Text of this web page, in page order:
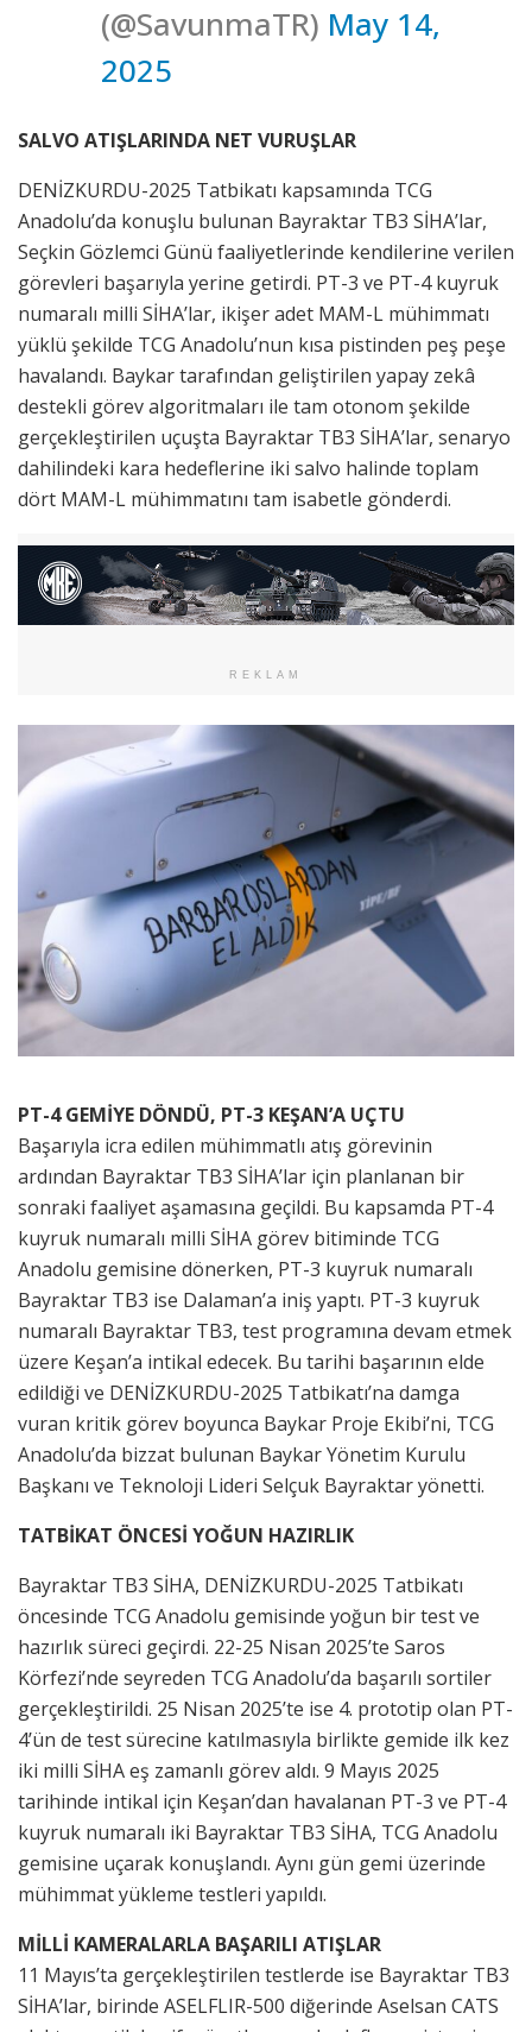
(@SavunmaTR) May 14,
2025
SALVO ATIŞLARINDA NET VURUŞLAR
DENİZKURDU-2025 Tatbikatı kapsamında TCG
Anadolu’da konuşlu bulunan Bayraktar TB3 SİHA’lar,
Seçkin Gözlemci Günü faaliyetlerinde kendilerine verilen
görevleri başarıyla yerine getirdi. PT-3 ve PT-4 kuyruk
numaralı milli SİHA’lar, ikişer adet MAM-L mühimmatı
yüklü şekilde TCG Anadolu’nun kısa pistinden peş peşe
havalandı. Baykar tarafından geliştirilen yapay zekâ
destekli görev algoritmaları ile tam otonom şekilde
gerçekleştirilen uçuşta Bayraktar TB3 SİHA’lar, senaryo
dahilindeki kara hedeflerine iki salvo halinde toplam
dört MAM-L mühimmatını tam isabetle gönderdi.
REKLAM
PT-4 GEMİYE DÖNDÜ, PT-3 KEŞAN’A UÇTU
Başarıyla icra edilen mühimmatlı atış görevinin
ardından Bayraktar TB3 SİHA’lar için planlanan bir
sonraki faaliyet aşamasına geçildi. Bu kapsamda PT-4
kuyruk numaralı milli SİHA görev bitiminde TCG
Anadolu gemisine dönerken, PT-3 kuyruk numaralı
Bayraktar TB3 ise Dalaman’a iniş yaptı. PT-3 kuyruk
numaralı Bayraktar TB3, test programına devam etmek
üzere Keşan’a intikal edecek. Bu tarihi başarının elde
edildiği ve DENİZKURDU-2025 Tatbikatı’na damga
vuran kritik görev boyunca Baykar Proje Ekibi’ni, TCG
Anadolu’da bizzat bulunan Baykar Yönetim Kurulu
Başkanı ve Teknoloji Lideri Selçuk Bayraktar yönetti.
TATBİKAT ÖNCESİ YOĞUN HAZIRLIK
Bayraktar TB3 SİHA, DENİZKURDU-2025 Tatbikatı
öncesinde TCG Anadolu gemisinde yoğun bir test ve
hazırlık süreci geçirdi. 22-25 Nisan 2025’te Saros
Körfezi’nde seyreden TCG Anadolu’da başarılı sortiler
gerçekleştirildi. 25 Nisan 2025’te ise 4. prototip olan PT-
4’ün de test sürecine katılmasıyla birlikte gemide ilk kez
iki milli SİHA eş zamanlı görev aldı. 9 Mayıs 2025
tarihinde intikal için Keşan’dan havalanan PT-3 ve PT-4
kuyruk numaralı iki Bayraktar TB3 SİHA, TCG Anadolu
gemisine uçarak konuşlandı. Aynı gün gemi üzerinde
mühimmat yükleme testleri yapıldı.
MİLLİ KAMERALARLA BAŞARILI ATIŞLAR
11 Mayıs’ta gerçekleştirilen testlerde ise Bayraktar TB3
SİHA’lar, birinde ASELFLIR-500 diğerinde Aselsan CATS